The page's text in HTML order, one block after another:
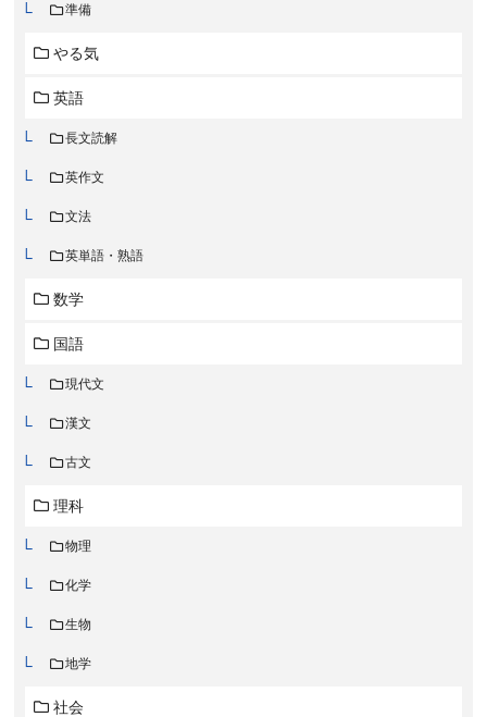
準備
やる気
英語
長文読解
英作文
文法
英単語・熟語
数学
国語
現代文
漢文
古文
理科
物理
化学
生物
地学
社会